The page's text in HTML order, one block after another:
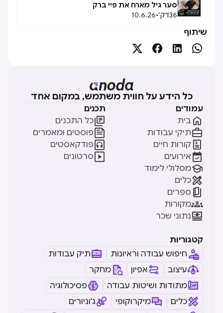
סער גיל מארח את פיי ברק
36דק׳•
10.6.26
שיתוף




כל הידע על חווית משתמש, במקום אחד
עמודים
בית 
תיקי עבודות
קורות חיים 
אירועים 
מסלולי לימוד
כלים
ספרים 
מקורות
נתוני שכר
תכנים
כל התכנים
פוסטים ומאמרים
פודקאסטים
סרטונים
קטגוריות
חיפוש עבודה וראיונות
תיק עבודות
עיצוב
אפיון
מחקר
מתודות ושיטות עבודה
פסיכולוגיה
כלים
מיקרוקופי
ג'וניורים